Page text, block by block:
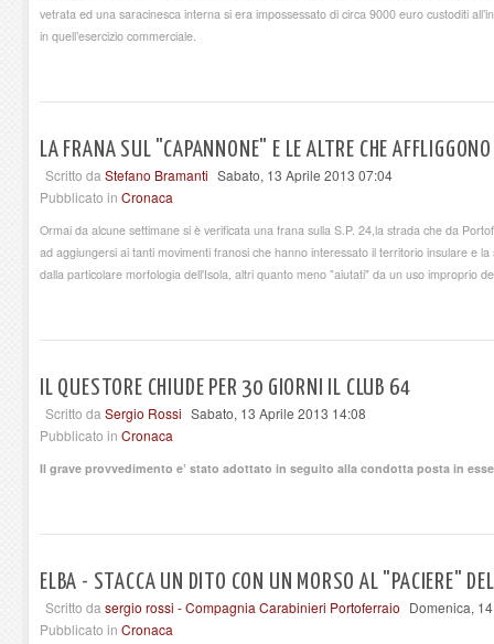
vetrata ed una saracinesca interna si era impossessato di circa 9000 euro custoditi
in quell’esercizio commerciale.
LA FRANA SUL "CAPANNONE" E LE ALTRE CHE
Scritto da Stefano Bramanti Sabato, 13 Aprile 2013 07:04
Pubblicato in Cronaca
Ormai da alcune settimane si è verificata una frana sulla S.P. 24,la strada che da
ad aggiungersi ai tanti movimenti franosi che hanno interessato il territorio insulare e
dalla particolare morfologia dell'Isola, altri quanto meno "aiutati" da un uso improprio
IL QUESTORE CHIUDE PER 30 GIORNI IL CLUB 64
Scritto da Sergio Rossi Sabato, 13 Aprile 2013 14:08
Pubblicato in Cronaca
Il grave provvedimento e’ stato adottato in seguito alla condotta posta in
ELBA - STACCA UN DITO CON UN MORSO AL "PACIERE"
Scritto da sergio rossi - Compagnia Carabinieri Portoferraio Domenica,
Pubblicato in Cronaca